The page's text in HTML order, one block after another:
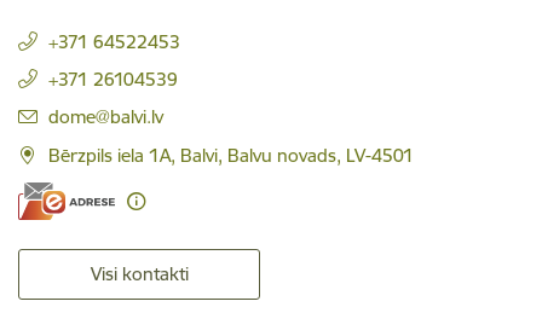
+371 64522453
+371 26104539
E-pasts:
dome@balvi.lv
Bērzpils iela 1A, Balvi, Balvu novads, LV-4501
Visi kontakti